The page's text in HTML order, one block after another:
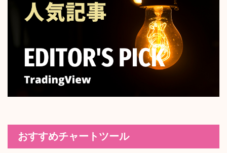
おすすめチャートツール